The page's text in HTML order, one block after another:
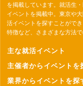
を掲載しています。就活生
イベントを掲載中。東京や
活イベントを探すことがで
特徴など、さまざまな方法
主な就活イベント
主催者からイベントを
業界からイベントを探